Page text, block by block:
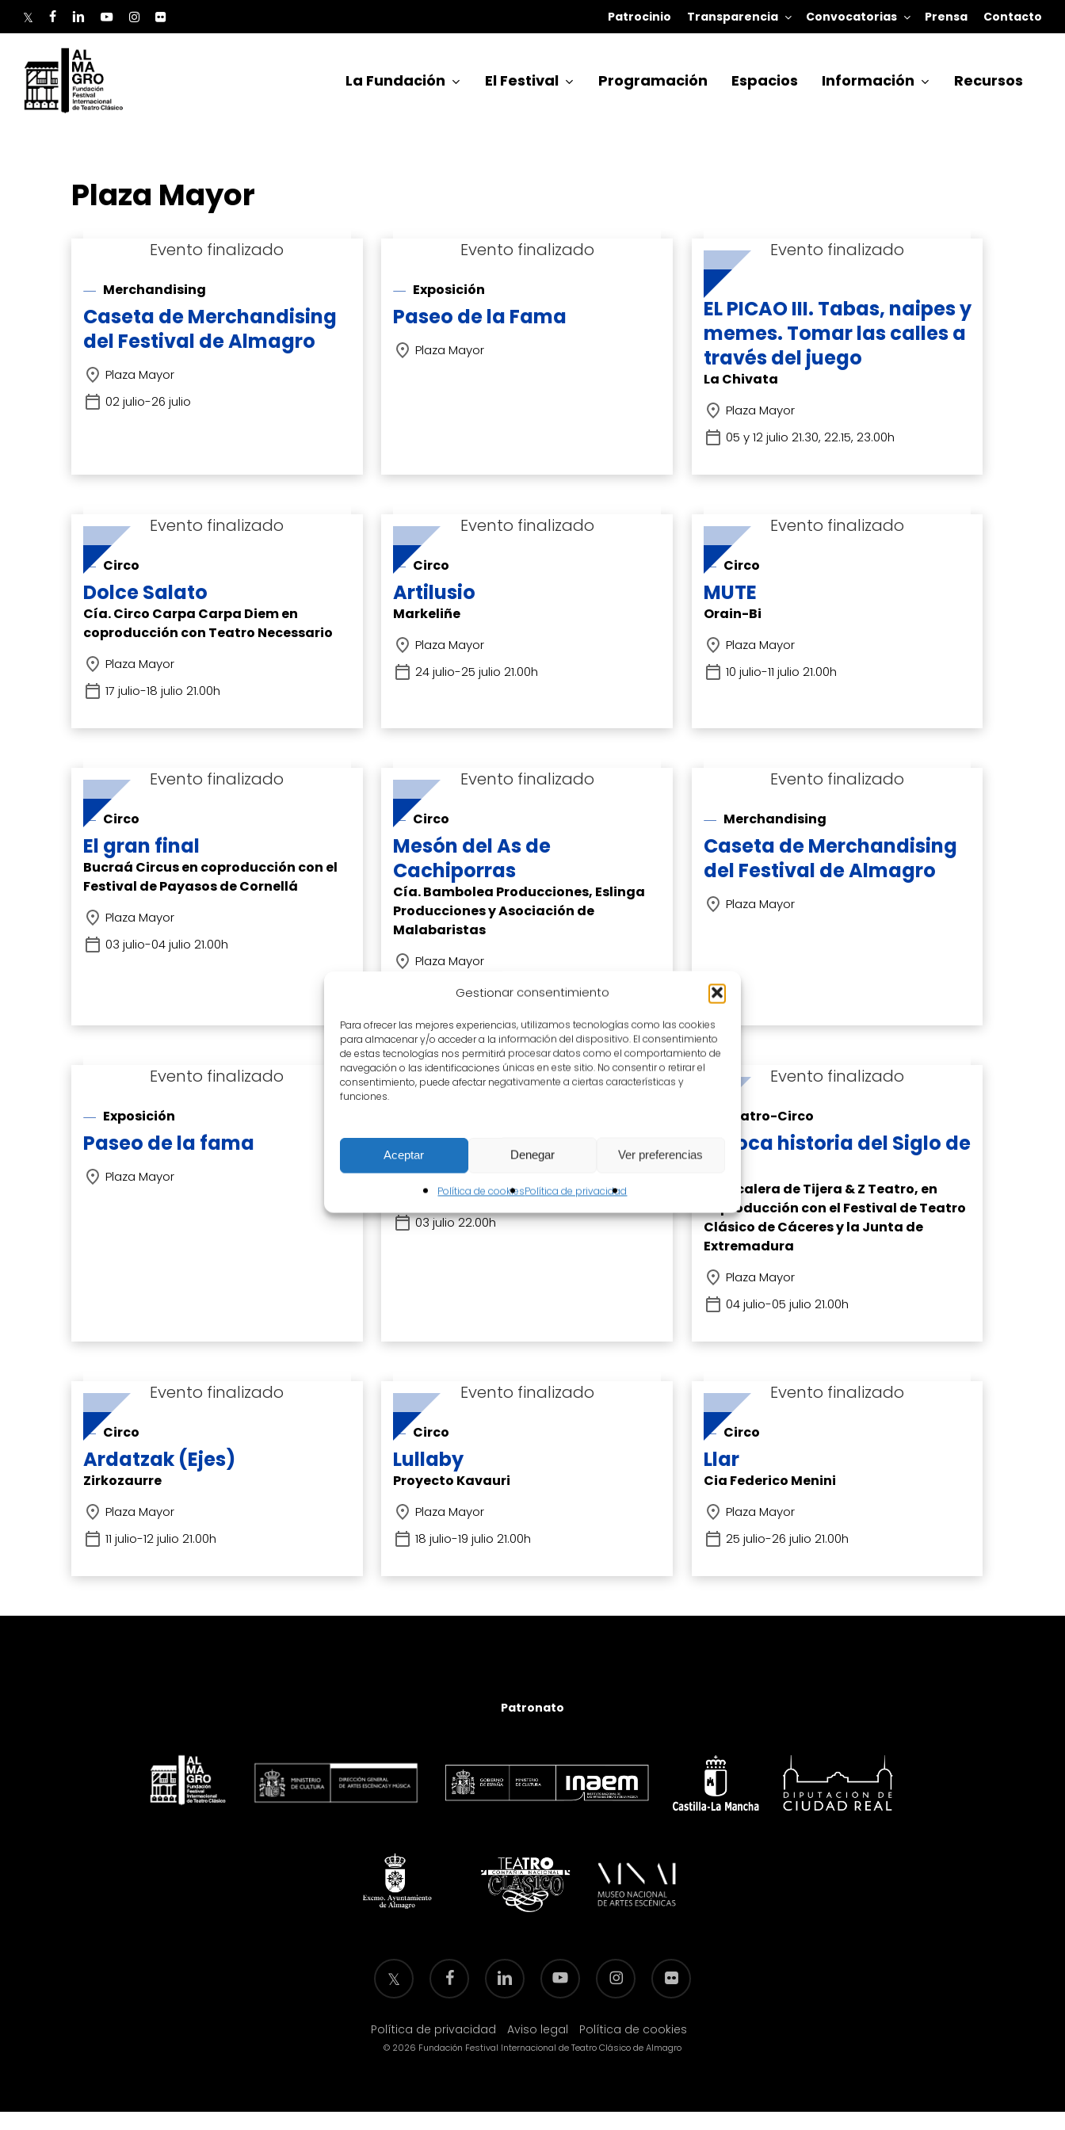
Gestionar consentimiento
Para ofrecer las mejores experiencias, utilizamos tecnologías como las cookies
para almacenar y/o acceder a la información del dispositivo. El consentimiento
de estas tecnologías nos permitirá procesar datos como el comportamiento de
navegación o las identificaciones únicas en este sitio. No consentir o retirar el
consentimiento, puede afectar negativamente a ciertas características y
funciones.
Aceptar Denegar Ver preferencias
Política de cookiesPolítica de privacidad
content
twitterfacebooklinkedinyoutubeinstagram
flickr
Patrocinio Transparencia Convocatorias Prensa Contacto
La Fundación El Festival Programación Espacios Información Recursos
Plaza Mayor
Merchandising
Caseta de Merchandising
del Festival de Almagro
Plaza Mayor
02 julio-26 julio
Exposición
Paseo de la Fama
Plaza Mayor
EL PICAO III. Tabas, naipes y
memes. Tomar las calles a
través del juego
La Chivata
Plaza Mayor
05 y 12 julio 21.30, 22.15, 23.00h
Circo
Dolce Salato
Cía. Circo Carpa Carpa Diem en
coproducción con Teatro Necessario
Plaza Mayor
17 julio-18 julio 21.00h
Circo
Artilusio
Markeliñe
Plaza Mayor
24 julio-25 julio 21.00h
Circo
MUTE
Orain-Bi
Plaza Mayor
10 julio-11 julio 21.00h
Circo
El gran final
Bucraá Circus en coproducción con el
Festival de Payasos de Cornellá
Plaza Mayor
03 julio-04 julio 21.00h
Circo
Mesón del As de
Cachiporras
Cía. Bambolea Producciones, Eslinga
Producciones y Asociación de
Malabaristas
Plaza Mayor
02 julio 22.00h
Merchandising
Caseta de Merchandising
del Festival de Almagro
Plaza Mayor
Exposición
Paseo de la fama
Plaza Mayor
Volatines
Bambolea Producciones
Plaza Mayor
03 julio 22.00h
Teatro-Circo
La loca historia del Siglo de
La Escalera de Tijera & Z Teatro, en
coproducción con el Festival de Teatro
Clásico de Cáceres y la Junta de
Extremadura
Plaza Mayor
04 julio-05 julio 21.00h
Circo
Ardatzak (Ejes)
Zirkozaurre
Plaza Mayor
11 julio-12 julio 21.00h
Circo
Lullaby
Proyecto Kavauri
Plaza Mayor
18 julio-19 julio 21.00h
Circo
Llar
Cia Federico Menini
Plaza Mayor
25 julio-26 julio 21.00h
Patronato
twitter facebook linkedin youtube instagramflickr
Política de privacidad Aviso legal Política de cookies
© 2026 Fundación Festival Internacional de Teatro Clásico de Almagro